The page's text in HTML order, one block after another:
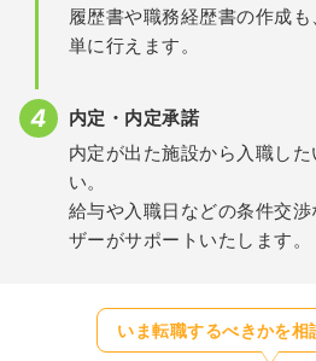
履歴書や職務経歴書の作成
単に行えます。
内定・内定承諾
内定が出た施設から入職し
い。
給与や入職日などの条件交
ザーがサポートいたします。
いま転職するべきかを相